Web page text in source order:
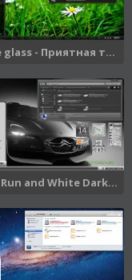
- Приятная т...
and White Dark...